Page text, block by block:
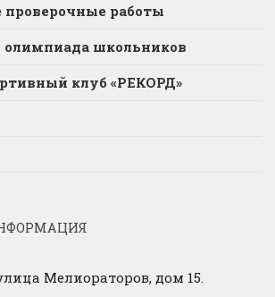
проверочные работы
олимпиада школьников
клуб «РЕКОРД»
Мелиораторов, дом 15.